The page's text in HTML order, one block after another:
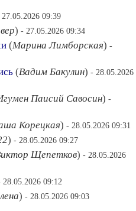
09:39
) - 27.05.2026 09:34
(Марина Лимборская) -
(Вадим Бакулин) - 28.05.2026
Паисий Савосин) -
Корецкая) - 28.05.2026 09:31
) - 28.05.2026 09:27
Щепетков) - 28.05.2026
28.05.2026 09:12
) - 28.05.2026 09:03